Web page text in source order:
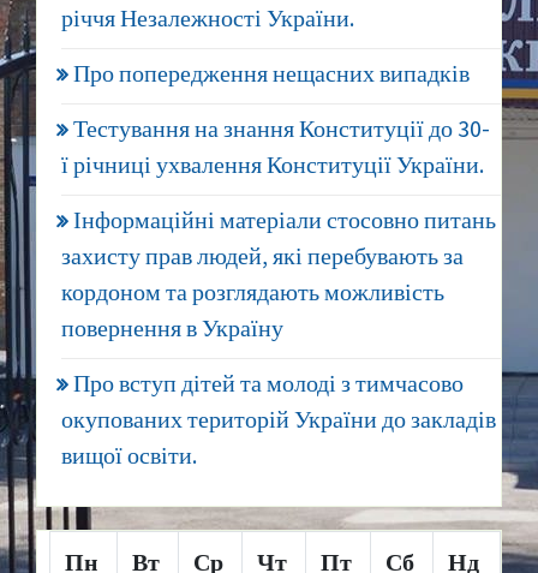
річчя Незалежності України.
Про попередження нещасних випадків
Тестування на знання Конституції до 30-
ї річниці ухвалення Конституції України.
Інформаційні матеріали стосовно питань
захисту прав людей, які перебувають за
кордоном та розглядають можливість
повернення в Україну
Про вступ дітей та молоді з тимчасово
окупованих територій України до закладів
вищої освіти.
Пн Вт Ср Чт Пт Сб Нд